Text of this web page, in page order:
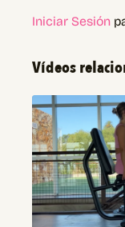
Iniciar Sesión
Vídeos